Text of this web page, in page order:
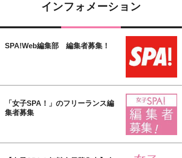
インフォメーション
SPA!Web編集部 編集者募集！
「女子SPA！」のフリーランス編
集者募集